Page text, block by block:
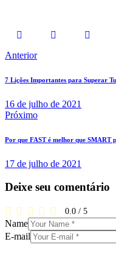
Navegação
de
Anterior
7 Lições Importantes para Superar
16 de julho de 2021
Próximo
Por que FAST é melhor que SMART
17 de julho de 2021
Deixe seu comentário
0.0 / 5
Name
E-mail